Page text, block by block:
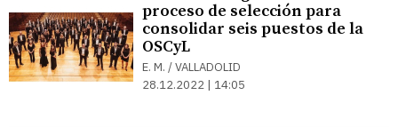
proceso de selección para
consolidar seis puestos de la
OSCyL
E. M. / VALLADOLID
28.12.2022 | 14:05